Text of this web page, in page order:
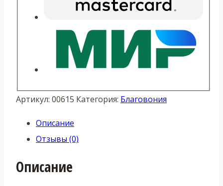
Артикул: 00615 Категория: Благовония
Описание
Отзывы (0)
Описание